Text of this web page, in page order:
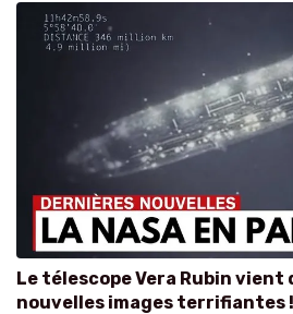
Le télescope Vera Rubin
nouvelles images terrifiantes !